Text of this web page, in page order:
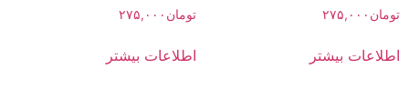
تومان ۲۷۵,۰۰۰
اطلاعات بیشتر
تومان ۲۷۵,۰۰۰
اطلاعات بیشتر